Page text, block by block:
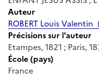
Auteur
ROBERT Louis Valentin
Précisions sur l'auteur
Etampes, 1821 ; Paris,
École (pays)
France